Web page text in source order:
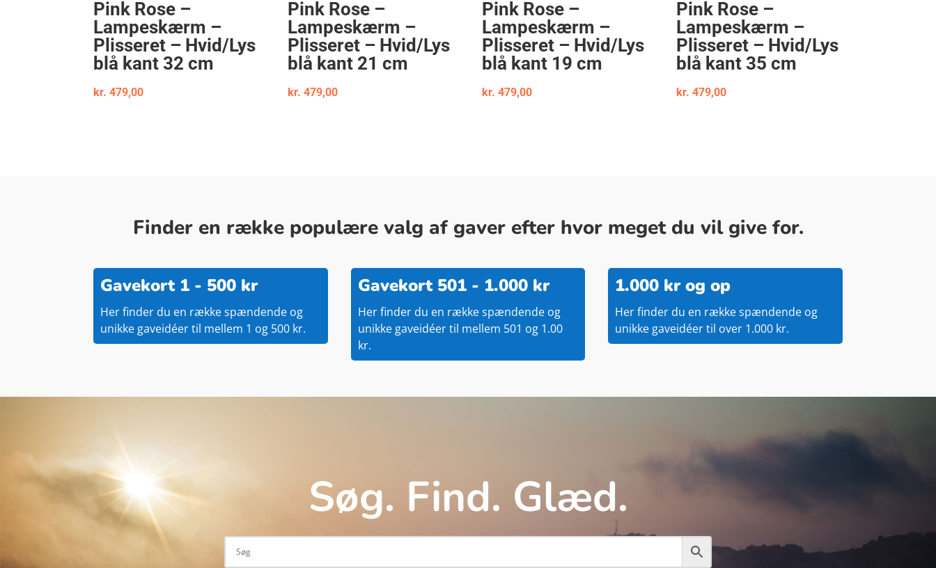
Pink Rose –
Lampeskærm –
Plisseret – Hvid/Lys
blå kant 32 cm
kr. 479,00
Pink Rose –
Lampeskærm –
Plisseret – Hvid/Lys
blå kant 21 cm
kr. 479,00
Pink Rose –
Lampeskærm –
Plisseret – Hvid/Lys
blå kant 19 cm
kr. 479,00
Pink Rose –
Lampeskærm –
Plisseret – Hvid/Lys
blå kant 35 cm
kr. 479,00
Finder en række populære valg af gaver efter hvor meget du vil give for.
Gavekort 1 - 500 kr
Her finder du en række spændende og
unikke gaveidéer til mellem 1 og 500 kr.
Gavekort 501 - 1.000 kr
Her finder du en række spændende og
unikke gaveidéer til mellem 501 og 1.00
kr.
1.000 kr og op
Her finder du en række spændende og
unikke gaveidéer til over 1.000 kr.
Søg. Find. Glæd.